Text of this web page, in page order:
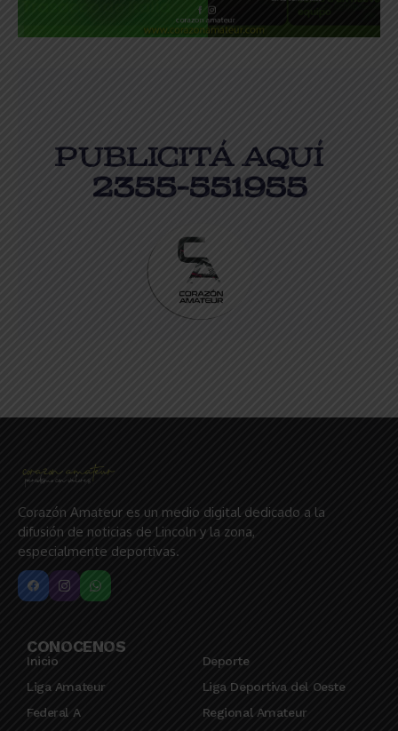
Corazón Amateur es un medio digital dedicado a la
difusión de noticias de Lincoln y la zona,
especialmente deportivas.
CONOCENOS
Inicio
Deporte
Liga Amateur
Liga Deportiva del Oeste
Federal A
Regional Amateur